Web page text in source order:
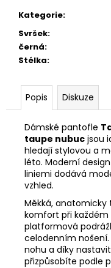
Kategorie:
Svršek:
černá:
Stélka:
Popis Diskuze
Dámské pantofle
taupe nubuc jsou
hledají stylovou a
léto. Moderní
liniemi dodává
vzhled.
Měkká, anatomicky
komfort při
platformová
celodenním
nohu a díky
přizpůsobíte podle
Kč